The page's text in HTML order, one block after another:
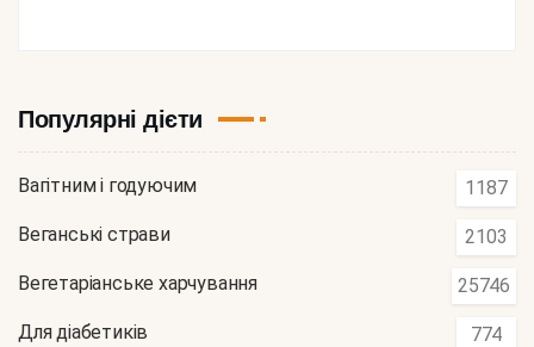
Популярні дієти
Вагітним і годуючим 1187
Веганські страви 2103
Вегетаріанське харчування 25746
Для діабетиків 774